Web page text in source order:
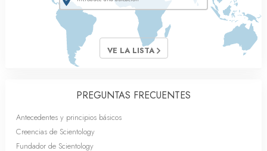
VE LA LISTA
PREGUNTAS FRECUENTES
Antecedentes y principios básicos
Creencias de Scientology
Fundador de Scientology